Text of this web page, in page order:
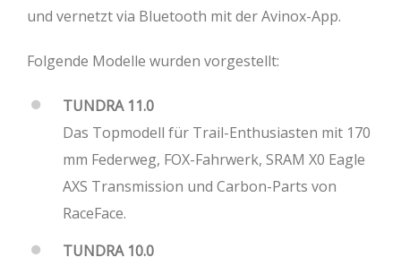
und vernetzt via Bluetooth mit der Avinox-App.
Folgende Modelle wurden vorgestellt:
TUNDRA 11.0
Das Topmodell für Trail-Enthusiasten mit 170
mm Federweg, FOX-Fahrwerk, SRAM X0 Eagle
AXS Transmission und Carbon-Parts von
RaceFace.
TUNDRA 10.0